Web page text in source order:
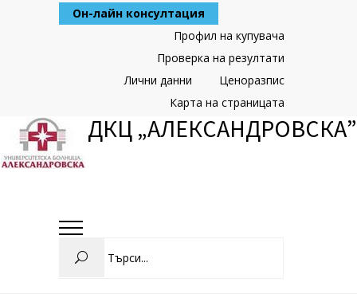
Он-лайн консултация
Профил на купувача
Проверка на резултати
Ценоразпис
Лични данни
Карта на страницата
ДКЦ „АЛЕКСАНДРОВСКА”